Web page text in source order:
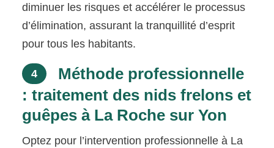
diminuer les risques et accélérer le processus
d’élimination, assurant la tranquillité d’esprit
pour tous les habitants.
4
Méthode professionnelle
: traitement des nids frelons et
guêpes à La Roche sur Yon
Optez pour l’intervention professionnelle à La